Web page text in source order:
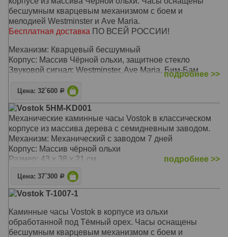
бесшумным кварцевым механизмом с боем и
мелодией Westminster и Ave Maria.
Бесплатная доставка ПО ВСЕЙ РОССИИ!
Механизм: Кварцевый бесшумный
Корпус: Массив Чёрной ольхи, защитное стекло
Звуковой сигнал: Westminster, Ave Maria, Бим-Бам
подробнее >>
Цена: 32`600 Р
Vostok 5HM-KD001
Механические каминные часы Vostok в классическом
корпусе из массива дерева с семидневным заводом.
Механизм: Механический с заводом 7 дней
Корпус: Массив чёрной ольхи
Размер: 43 х 38 х 21 см
подробнее >>
Цена: 37`300 Р
Vostok T-1007-1
Каминные часы Vostok в корпусе из ольхи
обработанной под Тёмный орех. Часы оснащены
бесшумным кварцевым механизмом с боем и